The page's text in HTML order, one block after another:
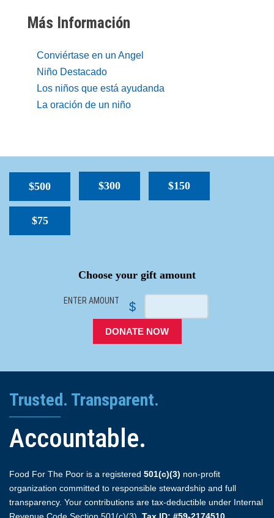
Más Información
Conviértase en un Angel
Niño Destacado
Los niños que está ayudanda
La oración de un niño
$500 $300 $150
$75
Choose your gift amount
ENTER AMOUNT $
DONATE NOW
Trusted. Transparent.
Accountable.
Food For The Poor is a registered 501(c)(3) non-profit
organization committed to responsible stewardship and full
transparency. Your contributions are tax-deductible under Internal